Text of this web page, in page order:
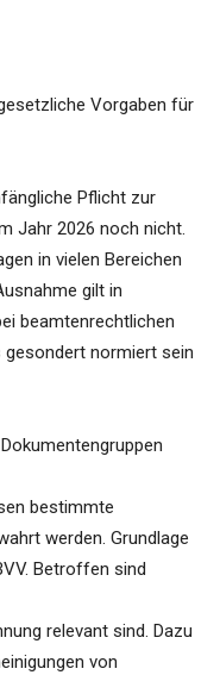
Vorgaben für
Pflicht zur
Jahr 2026 noch nicht.
in vielen Bereichen
gilt in
beamtenrechtlichen
gesondert normiert sein
bestimmte
werden. Grundlage
Betroffen sind
relevant sind. Dazu
von